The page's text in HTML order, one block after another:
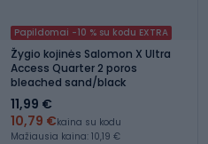
Papildomai -10 % su kodu EXTRA
Žygio kojinės Salomon X Ultra
Access Quarter 2 poros
bleached sand/black
11,99 €
10,79 €kaina su kodu
Mažiausia kaina: 10,19 €